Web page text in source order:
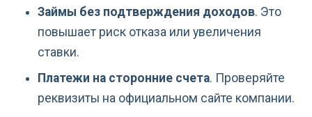
Займы без подтверждения доходов. Это
повышает риск отказа или увеличения
ставки.
Платежи на сторонние счета. Проверяйте
реквизиты на официальном сайте компании.